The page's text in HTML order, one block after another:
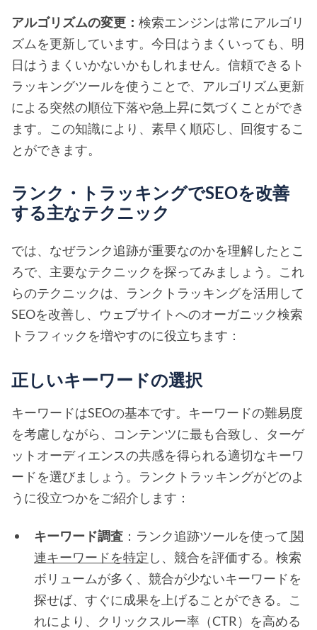
アルゴリズムの変更： 検索エンジンは常にアルゴリ
ズムを更新しています。今日はうまくいっても、明
日はうまくいかないかもしれません。信頼できるト
ラッキングツールを使うことで、アルゴリズム更新
による突然の順位下落や急上昇に気づくことができ
ます。この知識により、素早く順応し、回復するこ
とができます。
ランク・トラッキングでSEOを改善
する主なテクニック
では、なぜランク追跡が重要なのかを理解したとこ
ろで、主要なテクニックを探ってみましょう。これ
らのテクニックは、ランクトラッキングを活用して
SEOを改善し、ウェブサイトへのオーガニック検索
トラフィックを増やすのに役立ちます：
正しいキーワードの選択
キーワードはSEOの基本です。キーワードの難易度
を考慮しながら、コンテンツに最も合致し、ターゲ
ットオーディエンスの共感を得られる適切なキーワ
ードを選びましょう。ランクトラッキングがどのよ
うに役立つかをご紹介します：
キーワード調査 ：ランク追跡ツールを使って 関
連キーワードを特定 し、競合を評価する。検索
ボリュームが多く、競合が少ないキーワードを
探せば、すぐに成果を上げることができる。こ
れにより、クリックスルー率（CTR）を高める